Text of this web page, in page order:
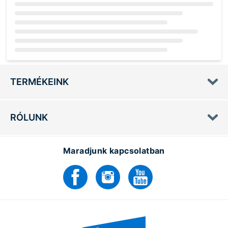
Loading...
TERMÉKEINK
RÓLUNK
Maradjunk kapcsolatban